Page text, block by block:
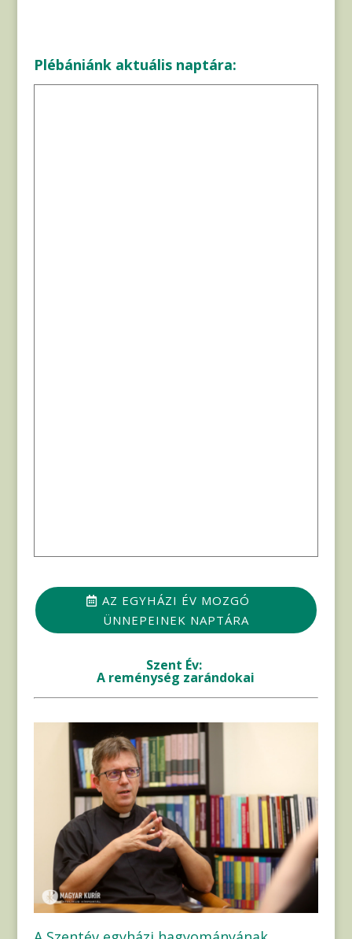
Plébániánk aktuális naptára:
AZ EGYHÁZI ÉV MOZGÓ
ÜNNEPEINEK NAPTÁRA
Szent Év:
A reménység zarándokai